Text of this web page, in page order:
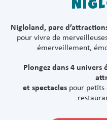
Nigloland, parc
pour vivre de
émerveillement,
Plongez dans 4
et spectaclespour petits